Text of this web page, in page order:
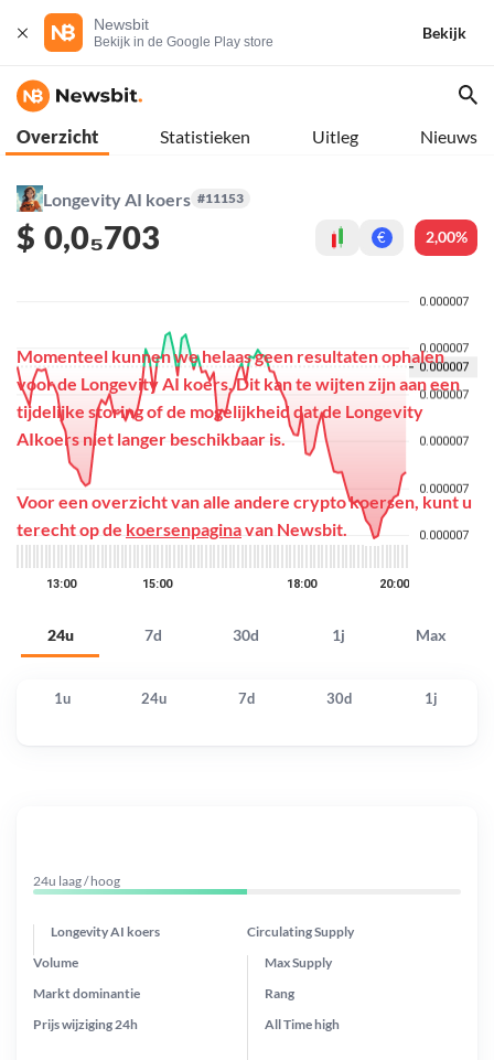
Newsbit
Bekijk in de Google Play store
Bekijk
Overzicht Statistieken Uitleg Nieuws
Longevity AI koers #11153
$ 0,0₅703 € 2,00%
24u 7d 30d 1j Max
Momenteel kunnen we helaas geen resultaten ophalen
voor de Longevity AI koers. Dit kan te wijten zijn aan een
tijdelijke storing of de mogelijkheid dat de Longevity
AIkoers niet langer beschikbaar is.
Voor een overzicht van alle andere crypto koersen, kunt u
terecht op de koersenpaginavan Newsbit.
1u 24u 7d 30d 1j
24u laag / hoog
Longevity AI koers Circulating Supply
Prijs wijziging 24h
Max Supply
Markt dominantie
Volume
Rang
All Timehigh